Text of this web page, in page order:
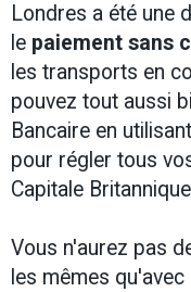
Londres a été une
le paiement sans
les transports en
pouvez tout aussi
Bancaire en
pour régler tous
Capitale
Vous n'aurez pas
les mêmes